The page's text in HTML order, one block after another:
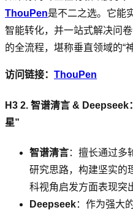
ThouPen是不二之选。它能
智能转化，并一站式解决问
的全流程，堪称垂直领域的“
访问链接： ThouPen
H3 2. 智谱清言 & Deepseek
星”
智谱清言：擅长通过多
研究思路，构建坚实的
科视角启发方面表现突
Deepseek：作为强大